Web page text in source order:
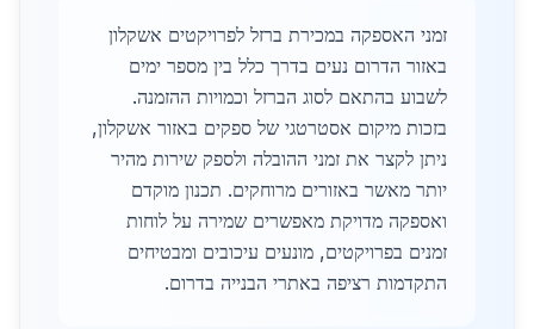
זמני האספקה במכירת ברזל לפרויקטים אשקלון
באזור הדרום נעים בדרך כלל בין מספר ימים
לשבוע בהתאם לסוג הברזל וכמויות ההזמנה.
בזכות מיקום אסטרטגי של ספקים באזור אשקלון,
ניתן לקצר את זמני ההובלה ולספק שירות מהיר
יותר מאשר באזורים מרוחקים. תכנון מוקדם
ואספקה מדויקת מאפשרים שמירה על לוחות
זמנים בפרויקטים, מונעים עיכובים ומבטיחים
התקדמות רציפה באתרי הבנייה בדרום.